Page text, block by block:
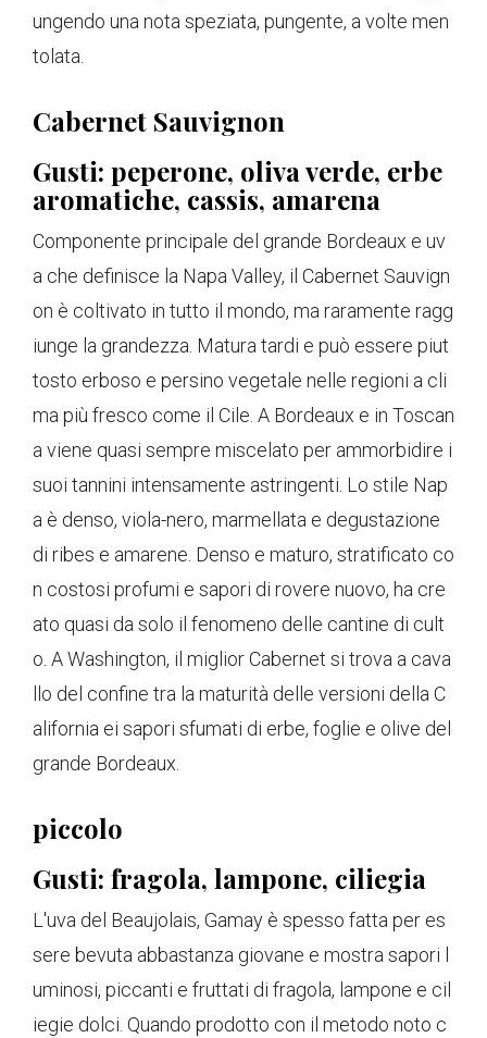
ungendo una nota speziata, pungente, a volte men
tolata.
Cabernet Sauvignon
Gusti: peperone, oliva verde, erbe
aromatiche, cassis, amarena
Componente principale del grande Bordeaux e uv
a che definisce la Napa Valley, il Cabernet Sauvign
on è coltivato in tutto il mondo, ma raramente ragg
iunge la grandezza. Matura tardi e può essere piut
tosto erboso e persino vegetale nelle regioni a cli
ma più fresco come il Cile. A Bordeaux e in Toscan
a viene quasi sempre miscelato per ammorbidire i
suoi tannini intensamente astringenti. Lo stile Nap
a è denso, viola-nero, marmellata e degustazione
di ribes e amarene. Denso e maturo, stratificato co
n costosi profumi e sapori di rovere nuovo, ha cre
ato quasi da solo il fenomeno delle cantine di cult
o. A Washington, il miglior Cabernet si trova a cava
llo del confine tra la maturità delle versioni della C
alifornia ei sapori sfumati di erbe, foglie e olive del
grande Bordeaux.
piccolo
Gusti: fragola, lampone, ciliegia
L'uva del Beaujolais, Gamay è spesso fatta per es
sere bevuta abbastanza giovane e mostra sapori l
uminosi, piccanti e fruttati di fragola, lampone e cil
iegie dolci. Quando prodotto con il metodo noto c